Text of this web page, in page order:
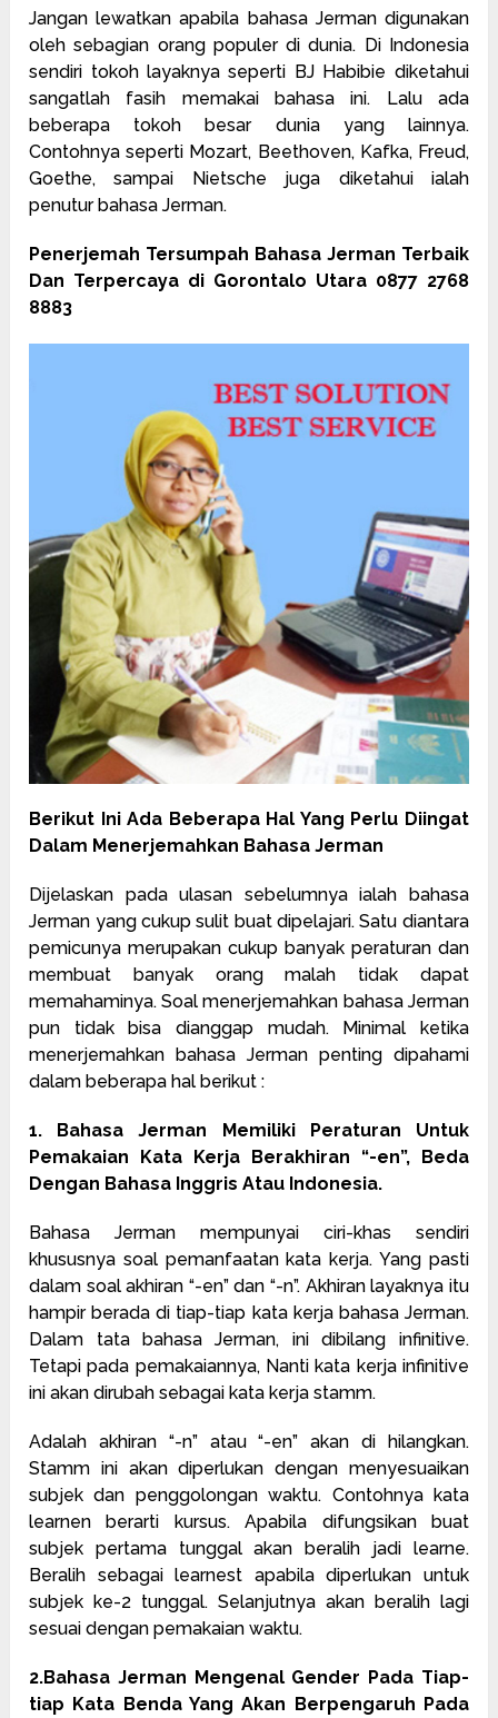
Jangan lewatkan apabila bahasa Jerman digunakan
oleh sebagian orang populer di dunia. Di Indonesia
sendiri tokoh layaknya seperti BJ Habibie diketahui
sangatlah fasih memakai bahasa ini. Lalu ada
beberapa tokoh besar dunia yang lainnya.
Contohnya seperti Mozart, Beethoven, Kafka, Freud,
Goethe, sampai Nietsche juga diketahui ialah
penutur bahasa Jerman.
Penerjemah Tersumpah Bahasa Jerman Terbaik
Dan Terpercaya di Gorontalo Utara 0877 2768
8883
Berikut Ini Ada Beberapa Hal Yang Perlu Diingat
Dalam Menerjemahkan Bahasa Jerman
Dijelaskan pada ulasan sebelumnya ialah bahasa
Jerman yang cukup sulit buat dipelajari. Satu diantara
pemicunya merupakan cukup banyak peraturan dan
membuat banyak orang malah tidak dapat
memahaminya. Soal menerjemahkan bahasa Jerman
pun tidak bisa dianggap mudah. Minimal ketika
menerjemahkan bahasa Jerman penting dipahami
dalam beberapa hal berikut :
1. Bahasa Jerman Memiliki Peraturan Untuk
Pemakaian Kata Kerja Berakhiran “-en”, Beda
Dengan Bahasa Inggris Atau Indonesia.
Bahasa Jerman mempunyai ciri-khas sendiri
khususnya soal pemanfaatan kata kerja. Yang pasti
dalam soal akhiran “-en” dan “-n”. Akhiran layaknya itu
hampir berada di tiap-tiap kata kerja bahasa Jerman.
Dalam tata bahasa Jerman, ini dibilang infinitive.
Tetapi pada pemakaiannya, Nanti kata kerja infinitive
ini akan dirubah sebagai kata kerja stamm.
Adalah akhiran “-n” atau “-en” akan di hilangkan.
Stamm ini akan diperlukan dengan menyesuaikan
subjek dan penggolongan waktu. Contohnya kata
learnen berarti kursus. Apabila difungsikan buat
subjek pertama tunggal akan beralih jadi learne.
Beralih sebagai learnest apabila diperlukan untuk
subjek ke-2 tunggal. Selanjutnya akan beralih lagi
sesuai dengan pemakaian waktu.
2.Bahasa Jerman Mengenal Gender Pada Tiap-
tiap Kata Benda Yang Akan Berpengaruh Pada